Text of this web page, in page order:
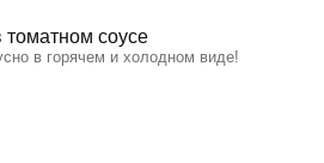
томатном соусе
в горячем и холодном виде!